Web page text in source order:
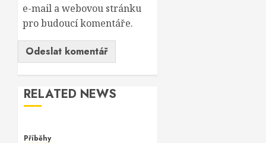
e-mail a webovou stránku
pro budoucí komentáře.
RELATED NEWS
Příběhy